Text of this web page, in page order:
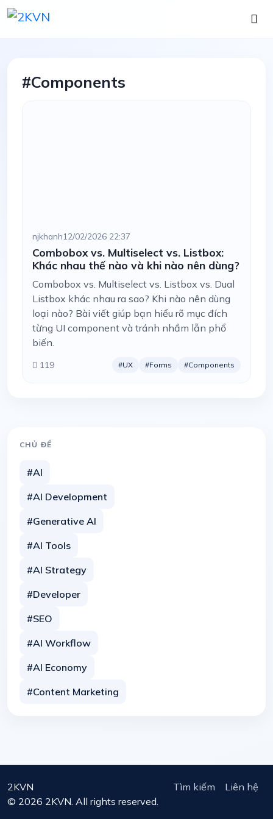
#Components
njkhanh12/02/2026 22:37
Combobox vs. Multiselect vs. Listbox:
Khác nhau thế nào và khi nào nên dùng?
Combobox vs. Multiselect vs. Listbox vs. Dual
Listbox khác nhau ra sao? Khi nào nên dùng
loại nào? Bài viết giúp bạn hiểu rõ mục đích
từng UI component và tránh nhầm lẫn phổ
biến.
119 #UX #Forms #Components
CHỦ ĐỀ
#AI
#AI Development
#Generative AI
#AI Tools
#AI Strategy
#Developer
#SEO
#AI Workflow
#AI Economy
#Content Marketing
2KVN Tìm kiếm
Liên hệ
© 2026 2KVN. All rights reserved.